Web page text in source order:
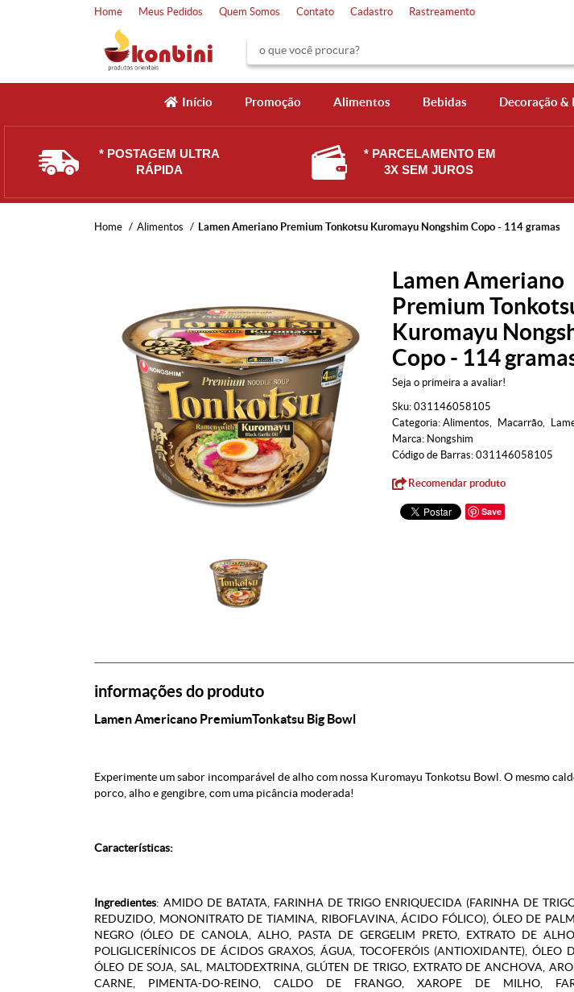
Home Meus Pedidos Quem Somos Contato Cadastro Rastreamento
Início Promoção Alimentos Bebidas Decoração &
* POSTAGEM ULTRA
RÁPIDA
* PARCELAMENTO EM
3X SEM JUROS
Home Alimentos Lamen Ameriano Premium Tonkotsu Kuromayu Nongshim Copo - 114 gramas
Lamen Ameriano
Premium
Kuromayu
Copo - 114
Seja o primeira a avaliar!
Sku: 031146058105
Categoria: Alimentos Macarrão
Marca: Nongshim
Código de Barras: 031146058105
Recomendar produto
Save
informações do produto
Lamen Americano PremiumTonkatsu Big Bowl
Experimente um sabor incomparável de alho com nossa Kuromayu Tonkotsu Bowl. O mesmo
porco, alho e gengibre, com uma picância moderada!
Características:
Ingredientes: AMIDO DE BATATA, FARINHA DE TRIGO ENRIQUECIDA (FARINHA DE
REDUZIDO, MONONITRATO DE TIAMINA, RIBOFLAVINA, ÁCIDO FÓLICO), ÓLEO DE
NEGRO (ÓLEO DE CANOLA, ALHO, PASTA DE GERGELIM PRETO, EXTRATO DE ALHO
POLIGLICERÍNICOS DE ÁCIDOS GRAXOS, ÁGUA, TOCOFERÓIS (ANTIOXIDANTE), ÓLEO
ÓLEO DE SOJA, SAL, MALTODEXTRINA, GLÚTEN DE TRIGO, EXTRATO DE ANCHOVA,
CARNE, PIMENTA-DO-REINO, CALDO DE FRANGO, XAROPE DE MILHO,